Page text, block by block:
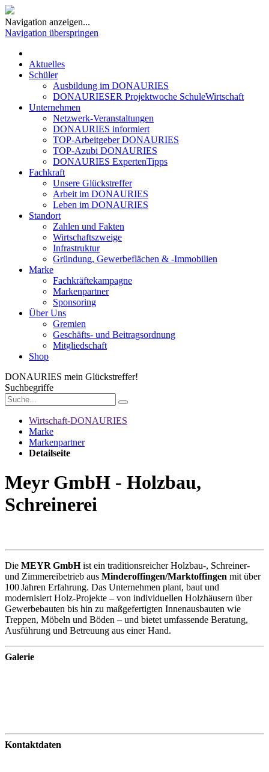
Navigation anzeigen...
Navigation überspringen
Aktuelles
Schüler
Ausbildung im DONAURIES
DONAURIESER Projektwoche SchuleWirtschaft
Unternehmen
Netzwerk-Veranstaltungen
DONAURIES informiert
TOP-Arbeitgeber DONAURIES
TOP-Azubi DONAURIES
DONAURIES ExpertenTipps
Fachkraft
Unsere Glückstreffer
Arbeit im DONAURIES
Leben im DONAURIES
Standort
Zahlen und Fakten
Wirtschaftszweige
Infrastruktur
Gründung, Gewerbeflächen & -Immobilien
Marke
Fachkräftekampagne
Markenpartner
Sponsoring
Über Uns
Gremien
Geschäfts- und Beitragsordnung
Mitgliedschaft
Shop
DONAURIES mein Glückstreffer!
Suchbegriffe
Wirtschaft-DONAURIES
Marke
Markenpartner
Detailseite
Meyr GmbH - Holzbau,
Schreinerei
Die MEYR GmbHist ein traditionsreicher Holzbau‑, Schreiner‑
und Zimmereibetrieb aus Minderoffingen/Marktoffingen mit über
100 Jahren Erfahrung. Das Unternehmen plant, baut und
modernisiert Holz‑Projekte – von individuellen Holzhäusern über
Gewerbebauten bis hin zu maßgefertigten Innenausbauten wie
Treppen, Möbeln und Böden – und bietet umfassende Beratung,
Ausführung und Betreuung aus einer Hand.
Galerie
Kontaktdaten